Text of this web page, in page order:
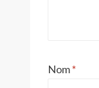
Nom*